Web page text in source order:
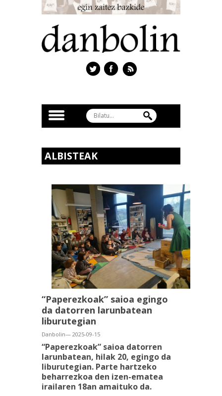
ALBISTEAK
“Paperezkoak” saioa egingo
da datorren larunbatean
liburutegian
Danbolin— 2025-09-15
“Paperezkoak” saioa datorren
larunbatean, hilak 20, egingo da
liburutegian. Parte hartzeko
beharrezkoa den izen-ematea
irailaren 18an amaituko da.